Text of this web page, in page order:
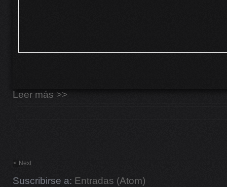
Leer más >>
< Next
Suscribirse a: Entradas (Atom)